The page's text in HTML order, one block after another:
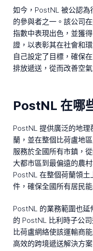
如今，PostNL 被公認為
的參與者之一。該公司
指數中表現出色，並獲
證，以表彰其在社會和
自己設定了目標，確保
排放遞送，從而改善空
PostNL 在哪
PostNL 提供廣泛的地
蘭，並在整個比荷盧地
服務於全國所有市鎮，
大都市區到最偏遠的農
PostNL 在整個荷蘭領
件，確保全國所有居民
PostNL 的業務範圍也延
的 PostNL 比利時子公
比荷盧網絡使該運輸商
高效的跨境遞送解決方